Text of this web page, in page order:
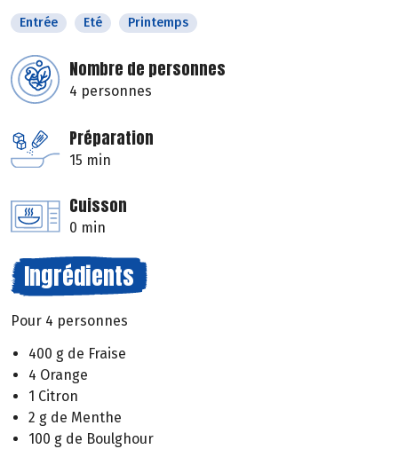
Entrée Eté Printemps
Nombre de personnes
4 personnes
Préparation
15 min
Cuisson
0 min
Ingrédients
Pour 4 personnes
400 g de Fraise
4 Orange
1 Citron
2 g de Menthe
100 g de Boulghour